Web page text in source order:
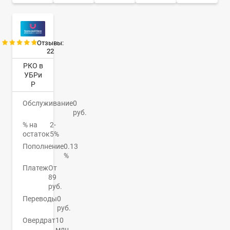
Отзывы:
22
РКО в
УБРи
Р
Обслуживание0
руб.
% на
остаток
2-
5%
Пополнение0.13
%
ПлатежОт
89
руб.
Переводы0
руб.
Овердрат10